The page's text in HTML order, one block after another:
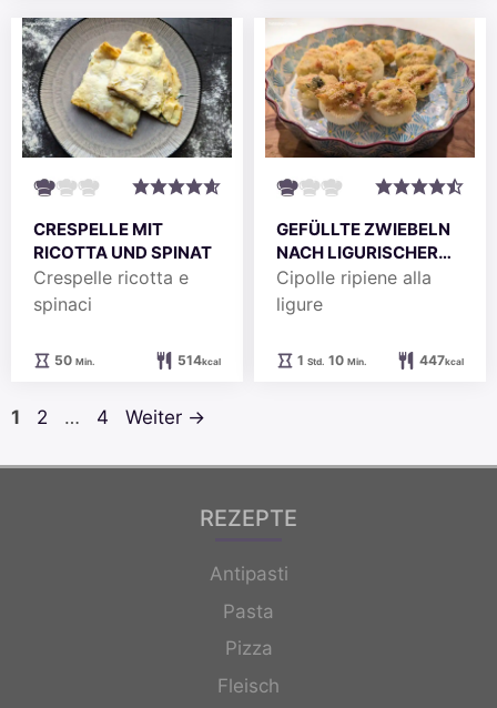
CRESPELLE MIT
RICOTTA UND SPINAT
Crespelle ricotta e
spinaci
50Minuten
Min. 514kcal
GEFÜLLTE ZWIEBELN
NACH LIGURISCHER
ART
Cipolle ripiene alla
ligure
1Stunde
Std. 10Minuten
Min. 447kcal
Seite
1 Seite
2 … Seite
4 Weiter →
REZEPTE
Antipasti
Pasta
Pizza
Fleisch